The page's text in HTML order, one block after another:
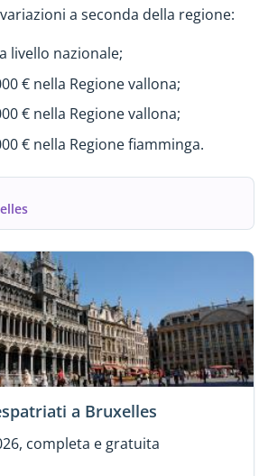
a seconda della regione:
livello nazionale;
€ nella Regione vallona;
€ nella Regione vallona;
€ nella Regione fiamminga.
a Bruxelles
completa e gratuita